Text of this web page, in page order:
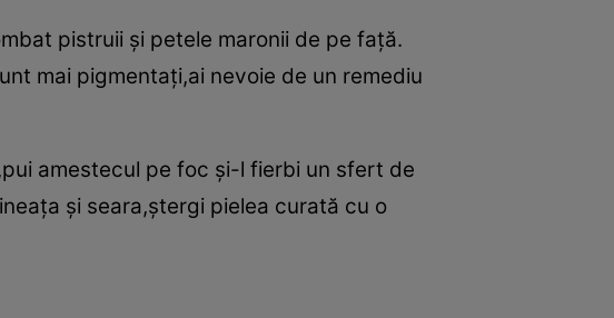
pistruii şi petele maronii de pe faţă.
mai pigmentaţi,ai nevoie de un remediu
amestecul pe foc şi-l fierbi un sfert de
şi seara,ştergi pielea curată cu o